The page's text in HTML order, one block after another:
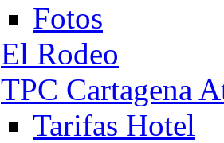
Fotos
El Rodeo
TPC Cartagena
Tarifas Hotel